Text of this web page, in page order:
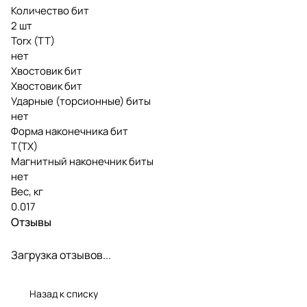
Количество бит
2 шт
Torx (TT)
нет
Хвостовик бит
Хвостовик бит
Ударные (торсионные) биты
нет
Форма наконечника бит
T(TX)
Магнитный наконечник биты
нет
Вес, кг
0.017
Отзывы
Загрузка отзывов...
Назад к списку